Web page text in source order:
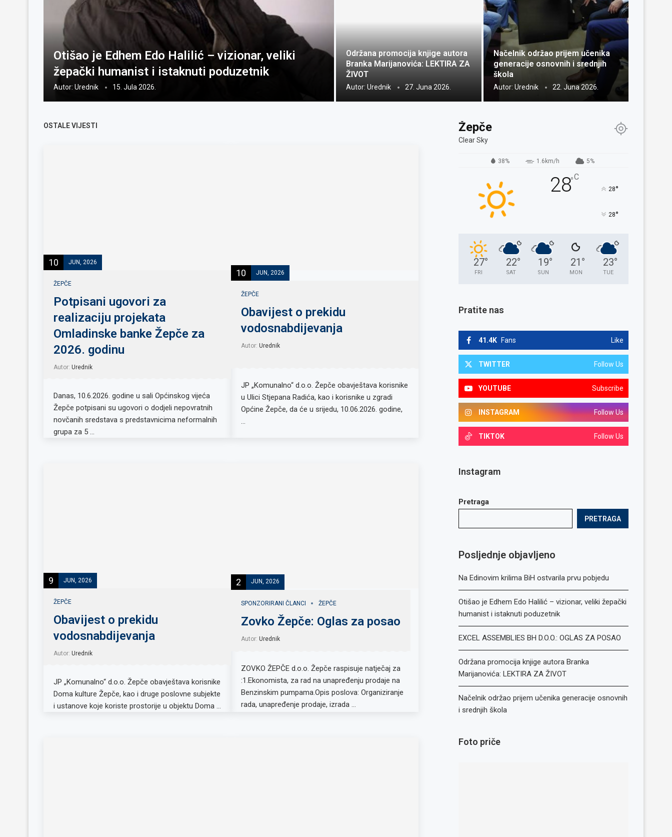
Otišao je Edhem Edo Halilić – vizionar, veliki
žepački humanist i istaknuti poduzetnik
Autor: Urednik 15. Jula 2026.
Održana promocija knjige autora
Branka Marijanovića: LEKTIRA ZA
ŽIVOT
Autor: Urednik 27. Juna 2026.
Načelnik održao prijem učenika
generacije osnovnih i srednjih
škola
Autor: Urednik 22. Juna 2026.
OSTALE VIJESTI
10 JUN, 2026
ŽEPČE
Potpisani ugovori za
realizaciju projekata
Omladinske banke Žepče za
2026. godinu
Autor: Urednik
Danas, 10.6.2026. godine u sali Općinskog vijeća
Žepče potpisani su ugovori o dodjeli nepovratnih
novčanih sredstava s predstavnicima neformalnih
grupa za 5 …
10 JUN, 2026
ŽEPČE
Obavijest o prekidu
vodosnabdijevanja
Autor: Urednik
JP „Komunalno“ d.o.o. Žepče obavještava korisnike
u Ulici Stjepana Radića, kao i korisnike u zgradi
Općine Žepče, da će u srijedu, 10.06.2026. godine,
…
9 JUN, 2026
ŽEPČE
Obavijest o prekidu
vodosnabdijevanja
Autor: Urednik
JP „Komunalno“ d.o.o. Žepče obavještava korisnike
Doma kulture Žepče, kao i druge poslovne subjekte
i ustanove koje koriste prostorije u objektu Doma …
2 JUN, 2026
SPONZORIRANI ČLANCI ŽEPČE
Zovko Žepče: Oglas za posao
Autor: Urednik
ZOVKO ŽEPČE d.o.o. Žepče raspisuje natječaj za
:1.Ekonomista, za rad na unapređenju prodaje na
Benzinskim pumpama.Opis poslova: Organiziranje
rada, unapređenje prodaje, izrada …
Žepče
Clear Sky
38% 1.6km/h 5%
28°C
28°
28°
27°
FRI
22°
SAT
19°
SUN
21 °
MON
23°
TUE
Pratite nas
41.4K Fans Like
TWITTER Follow Us
YOUTUBE Subscribe
INSTAGRAM Follow Us
TIKTOK Follow Us
Instagram
Pretraga
PRETRAGA
Posljednje objavljeno
Na Edinovim krilima BiH ostvarila prvu pobjedu
Otišao je Edhem Edo Halilić – vizionar, veliki žepački
humanist i istaknuti poduzetnik
EXCEL ASSEMBLIES BH D.O.O.: OGLAS ZA POSAO
Održana promocija knjige autora Branka
Marijanovića: LEKTIRA ZA ŽIVOT
Načelnik održao prijem učenika generacije osnovnih
i srednjih škola
Foto priče